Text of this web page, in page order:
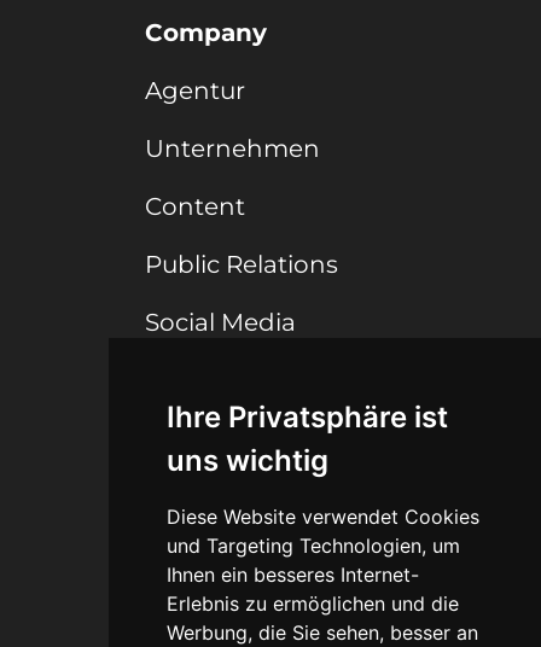
Ihre Privatsphäre ist
uns wichtig
Diese Website verwendet Cookies
und Targeting Technologien, um
Ihnen ein besseres Internet-
Erlebnis zu ermöglichen und die
Werbung, die Sie sehen, besser an
Company
Agentur
Unternehmen
Content
Public Relations
Social Media
Connect
Portfolio